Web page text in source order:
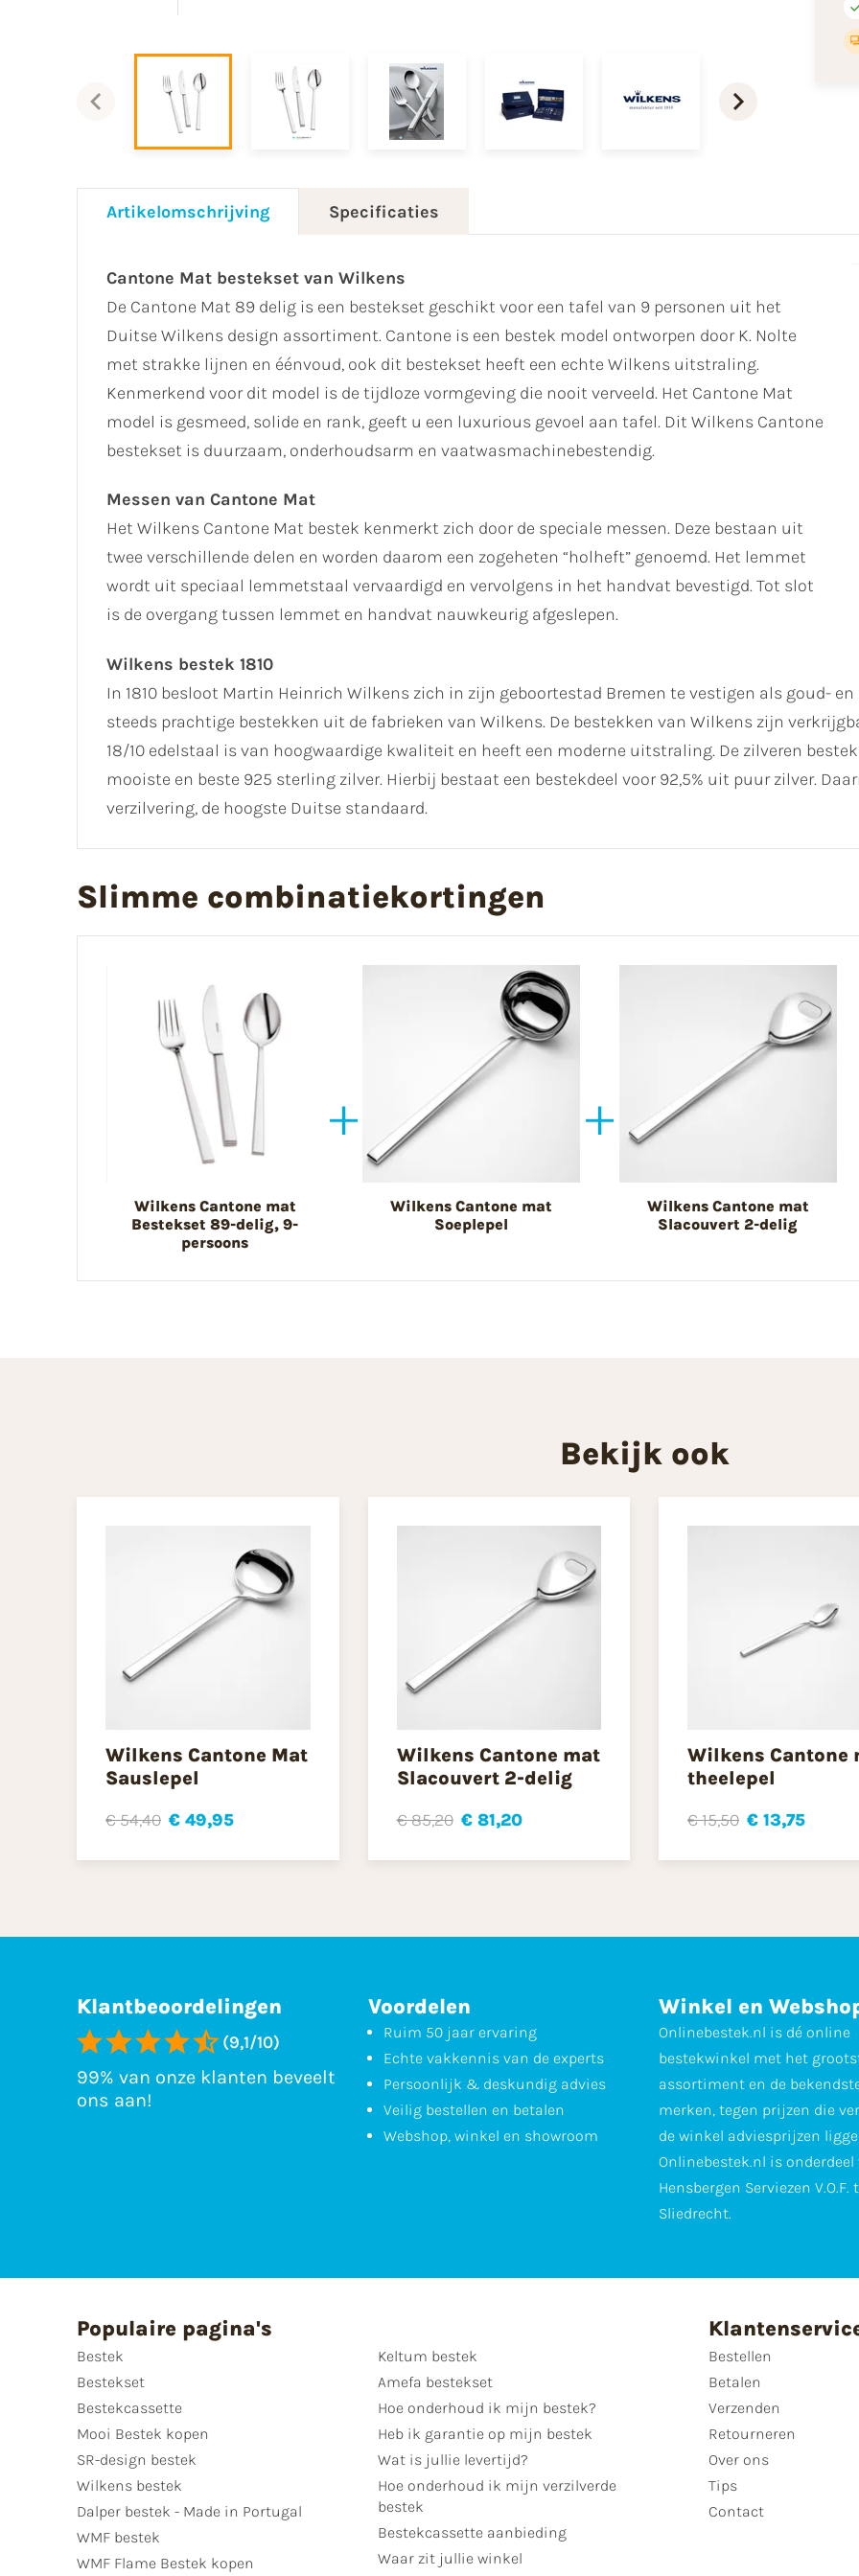
Artikelomschrijving Specificaties
Cantone Mat bestekset van Wilkens
De Cantone Mat 89 delig is een bestekset geschikt voor een tafel van 9 personen uit het
Duitse Wilkens design assortiment. Cantone is een bestek model ontworpen door K. Nolte
met strakke lijnen en éénvoud, ook dit bestekset heeft een echte Wilkens uitstraling.
Kenmerkend voor dit model is de tijdloze vormgeving die nooit verveeld. Het Cantone Mat
model is gesmeed, solide en rank, geeft u een luxurious gevoel aan tafel. Dit Wilkens Cantone
bestekset is duurzaam, onderhoudsarm en vaatwasmachinebestendig.
Messen van Cantone Mat
Het Wilkens Cantone Mat bestek kenmerkt zich door de speciale messen. Deze bestaan uit
twee verschillende delen en worden daarom een zogeheten “holheft” genoemd. Het lemmet
wordt uit speciaal lemmetstaal vervaardigd en vervolgens in het handvat bevestigd. Tot slot
is de overgang tussen lemmet en handvat nauwkeurig afgeslepen.
Wilkens bestek 1810
In 1810 besloot Martin Heinrich Wilkens zich in zijn geboortestad Bremen te vestigen als goud-
steeds prachtige bestekken uit de fabrieken van Wilkens. De bestekken van Wilkens zijn
18/10 edelstaal is van hoogwaardige kwaliteit en heeft een moderne uitstraling. De zilveren
mooiste en beste 925 sterling zilver. Hierbij bestaat een bestekdeel voor 92,5% uit puur zilver.
verzilvering, de hoogste Duitse standaard.
Slimme combinatiekortingen
Wilkens Cantone mat
Bestekset 89-delig, 9-
persoons
Wilkens Cantone mat
Soeplepel
Wilkens Cantone mat
Slacouvert 2-delig
Bekijk ook
Wilkens Cantone Mat
Sauslepel
€ 54,40 € 49,95
Wilkens Cantone mat
Slacouvert 2-delig
€ 85,20 € 81,20
Wilkens Cantone
theelepel
€ 15,50 € 13,75
Klantbeoordelingen
(9,1/10)
99% van onze klanten beveelt
ons aan!
Voordelen
Ruim 50 jaar ervaring
Echte vakkennis van de experts
Persoonlijk & deskundig advies
Veilig bestellen en betalen
Webshop, winkel en showroom
Winkel en
Onlinebestek.nl is dé online
bestekwinkel met het
assortiment en de
merken, tegen prijzen die
de winkel adviesprijzen
Onlinebestek.nl is onderdeel
Hensbergen Serviezen V.O.F.
Sliedrecht.
Populaire pagina's
Bestek
Bestekset
Bestekcassette
Mooi Bestek kopen
SR-design bestek
Wilkens bestek
Dalper bestek - Made in Portugal
WMF bestek
WMF Flame Bestek kopen
Keltum bestek
Amefa bestekset
Hoe onderhoud ik mijn bestek?
Heb ik garantie op mijn bestek
Wat is jullie levertijd?
Hoe onderhoud ik mijn verzilverde
bestek
Bestekcassette aanbieding
Waar zit jullie winkel
Bestellen
Betalen
Verzenden
Retourneren
Over ons
Tips
Contact